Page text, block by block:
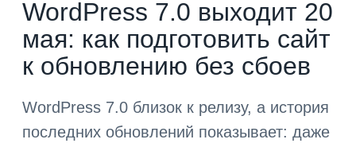
WordPress 7.0 выходит 20
мая: как подготовить сайт
к обновлению без сбоев
WordPress 7.0 близок к релизу, а история
последних обновлений показывает: даже